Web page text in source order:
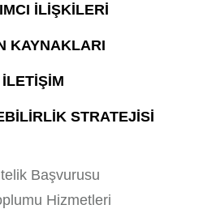
İLİŞKİLERİ
KAYNAKLARI
İLETİŞİM
STRATEJİSİ
Başvurusu
Hizmetleri